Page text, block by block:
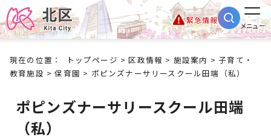
緊急情報
メニュー
現在の位置： トップページ >区政情報 > 施設案内 >子育て・
教育施設 >保育園 > ポピンズナーサリースクール田端（私）
ポピンズナーサリースクール田端
（私）